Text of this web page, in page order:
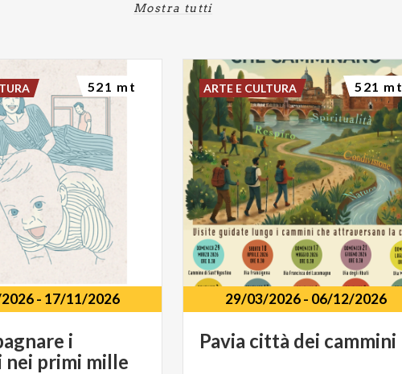
Mostra tutti
- 17/11/2026
i
primi mille
521 mt
29/03/2026- 06/12/2026
Pavia città dei cammini
ARTE E CULTURA 521 mt